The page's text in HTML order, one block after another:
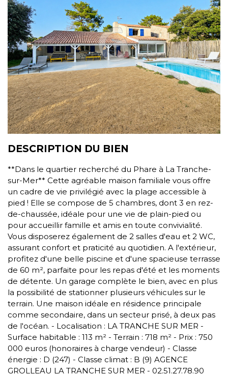
DESCRIPTION DU BIEN
**Dans le quartier recherché du Phare à La Tranche-
sur-Mer** Cette agréable maison familiale vous offre
un cadre de vie privilégié avec la plage accessible à
pied ! Elle se compose de 5 chambres, dont 3 en rez-
de-chaussée, idéale pour une vie de plain-pied ou
pour accueillir famille et amis en toute convivialité.
Vous disposerez également de 2 salles d'eau et 2 WC,
assurant confort et praticité au quotidien. A l'extérieur,
profitez d'une belle piscine et d'une spacieuse terrasse
de 60 m², parfaite pour les repas d'été et les moments
de détente. Un garage complète le bien, avec en plus
la possibilité de stationner plusieurs véhicules sur le
terrain. Une maison idéale en résidence principale
comme secondaire, dans un secteur prisé, à deux pas
de l'océan. - Localisation : LA TRANCHE SUR MER -
Surface habitable : 113 m² - Terrain : 718 m² - Prix : 750
000 euros (honoraires à charge vendeur) - Classe
énergie : D (247) - Classe climat : B (9) AGENCE
GROLLEAU LA TRANCHE SUR MER - 02.51.27.78.90